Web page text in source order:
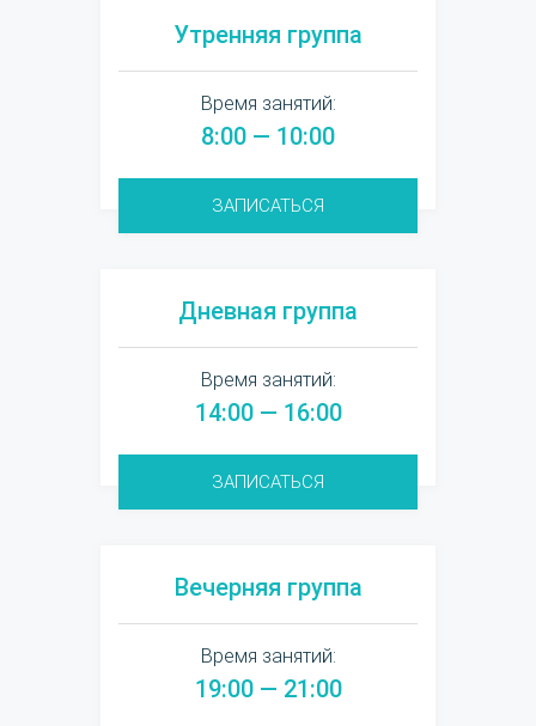
Утренняя группа
Время занятий:
8:00 — 10:00
ЗАПИСАТЬСЯ
Дневная группа
Время занятий:
14:00 — 16:00
ЗАПИСАТЬСЯ
Вечерняя группа
Время занятий:
19:00 — 21:00